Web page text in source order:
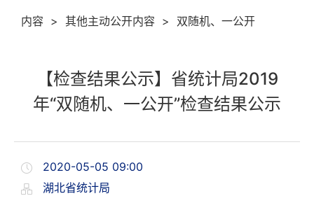
内容 > 其他主动公开内容 > 双随机、一公开
【检查结果公示】省统计局2019
年“双随机、一公开”检查结果公示
2020-05-05 09:00
湖北省统计局